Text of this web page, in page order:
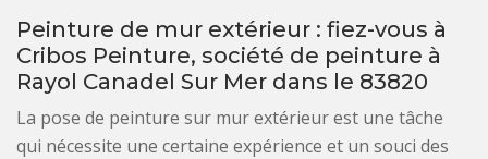
Peinture de mur extérieur : fiez-vous à
Cribos Peinture, société de peinture à
Rayol Canadel Sur Mer dans le 83820
La pose de peinture sur mur extérieur est une tâche
qui nécessite une certaine expérience et un souci des